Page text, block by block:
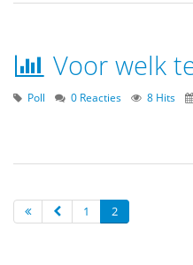
Voor welk
Poll 0 Reacties 8 Hits
1 2